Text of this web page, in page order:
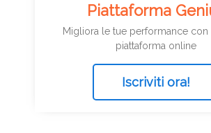
Piattaforma
Migliora le tue performance con
piattaforma online
Iscriviti ora!